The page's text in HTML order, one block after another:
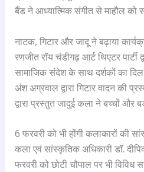
बैंड ने आध्यात्मिक संगीत से माहौल को
नाटक, गिटार और जादू ने बढ़ाया
रणजीत रॉय चंडीगढ़ आर्ट थिएटर पार्टी
सामाजिक संदेश के साथ दर्शकों का
अंश अग्रवाल द्वारा गिटार वादन की
द्वारा प्रस्तुत जादुई कला ने बच्चों और
6 फरवरी को भी होंगी कलाकारों की
कला एवं सांस्कृतिक अधिकारी डॉ.
फरवरी को छोटी चौपाल पर भी